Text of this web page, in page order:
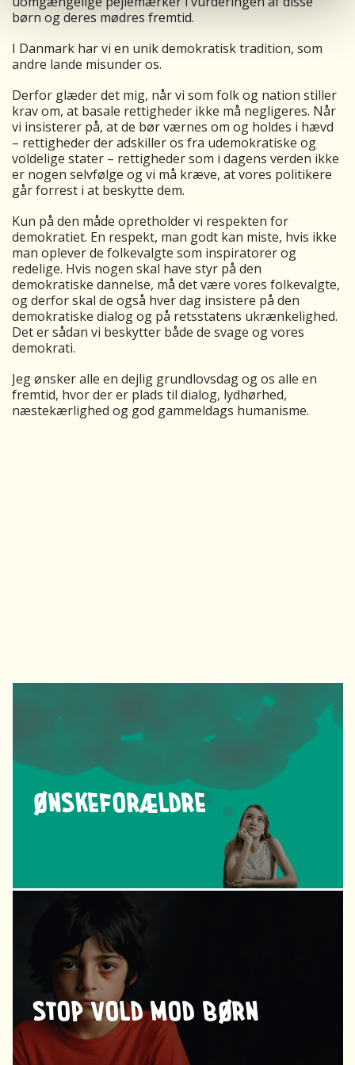
børn og deres mødres fremtid.
I Danmark har vi en unik demokratisk tradition, som
andre lande misunder os.
Derfor glæder det mig, når vi som folk og nation stiller
krav om, at basale rettigheder ikke må negligeres. Når
vi insisterer på, at de bør værnes om og holdes i hævd
– rettigheder der adskiller os fra udemokratiske og
voldelige stater – rettigheder som i dagens verden ikke
er nogen selvfølge og vi må kræve, at vores politikere
går forrest i at beskytte dem.
Kun på den måde opretholder vi respekten for
demokratiet. En respekt, man godt kan miste, hvis ikke
man oplever de folkevalgte som inspiratorer og
redelige. Hvis nogen skal have styr på den
demokratiske dannelse, må det være vores folkevalgte,
og derfor skal de også hver dag insistere på den
demokratiske dialog og på retsstatens ukrænkelighed.
Det er sådan vi beskytter både de svage og vores
demokrati.
Jeg ønsker alle en dejlig grundlovsdag og os alle en
fremtid, hvor der er plads til dialog, lydhørhed,
næstekærlighed og god gammeldags humanisme.
ØNSKEFORÆLDRE
STOP VOLD MOD BØRN